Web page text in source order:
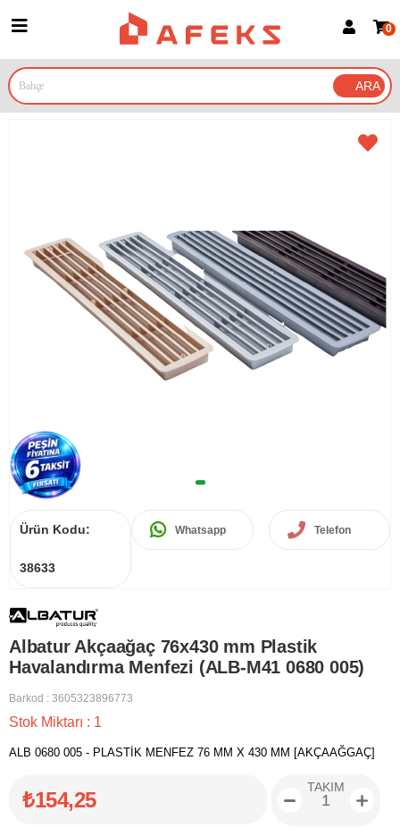
Google İle Bağlan
0
Ürün Kodu:
38633
Whatsapp Telefon
Albatur Akçaağaç 76x430 mm Plastik
Havalandırma Menfezi (ALB-M41 0680 005)
Barkod : 3605323896773
Stok Miktarı : 1
ALB 0680 005 - PLASTİK MENFEZ 76 MM X 430 MM [AKÇAAĞGAÇ]
₺154,25
TAKIM